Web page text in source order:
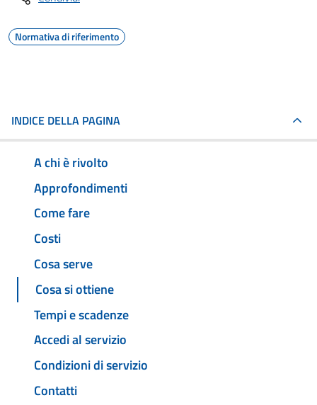
Normativa di riferimento
INDICE DELLA PAGINA
A chi è rivolto
Approfondimenti
Come fare
Costi
Cosa serve
Cosa si ottiene
Tempi e scadenze
Accedi al servizio
Condizioni di servizio
Contatti